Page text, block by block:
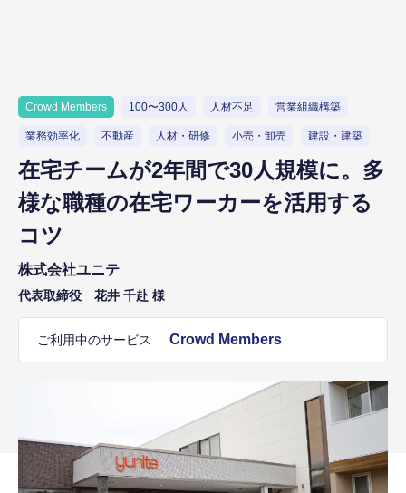
Crowd Members 100〜300人 人材不足 営業組織構築
業務効率化 不動産 人材・研修 小売・卸売 建設・建築
在宅チームが2年間で30人規模に。多
様な職種の在宅ワーカーを活用する
コツ
株式会社ユニテ
代表取締役 花井 千赴 様
ご利用中のサービス Crowd Members